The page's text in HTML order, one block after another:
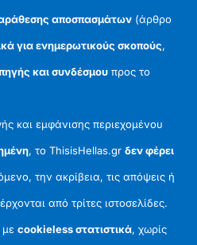
αποσπασμάτων (άρθρο
για ενημερωτικούς σκοπούς,
και συνδέσμου προς το
και εμφάνισης περιεχομένου
, το ThisisHellas.grδεν φέρει
την ακρίβεια, τις απόψεις ή
από τρίτες ιστοσελίδες.
μεcookieless στατιστικά, χωρίς